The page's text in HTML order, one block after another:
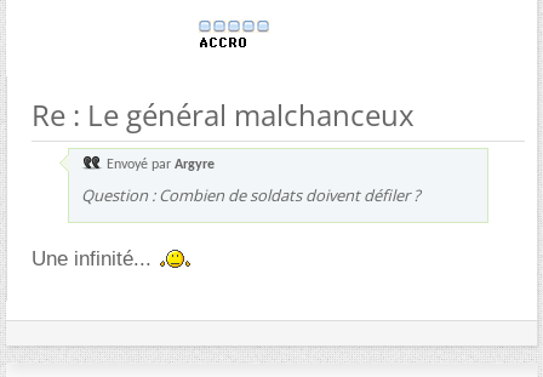
Re : Le général malchanceux
Envoyé par Argyre
Question : Combien de soldats doivent défiler ?
Une infinité...